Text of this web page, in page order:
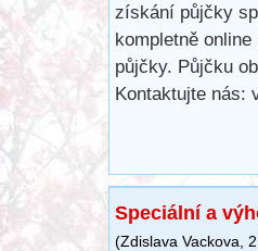
získání půjčky
kompletně
půjčky. Půjčku
Kontaktujte nás:
Speciální a
(Zdislava Vackova